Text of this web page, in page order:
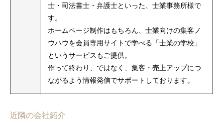
士・司法書士・弁護士といった、士業事務所様で
す。
ホームページ制作はもちろん、士業向けの集客ノ
ウハウを会員専用サイトで学べる「士業の学校」
というサービスもご提供。
作って終わり、ではなく、集客・売上アップにつ
ながるよう情報発信でサポートしております。
近隣の会社紹介